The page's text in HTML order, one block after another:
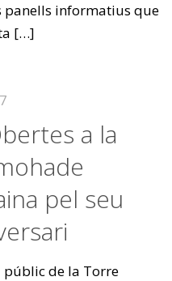
panells informatius que
[…]
a la
pel seu
de la Torre